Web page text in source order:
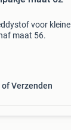
voor kleine
maat 56.
Verzenden